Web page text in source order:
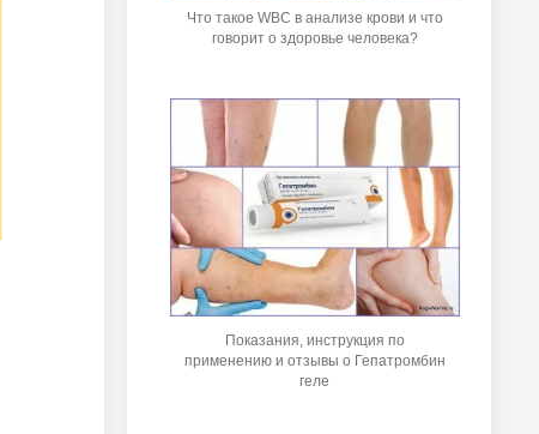
Что такое WBC в анализе крови и что
говорит о здоровье человека?
Показания, инструкция по
применению и отзывы о Гепатромбин
геле